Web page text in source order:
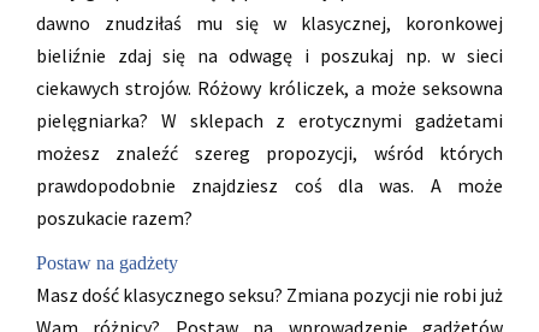
dawno znudziłaś mu się w klasycznej, koronkowej
bieliźnie zdaj się na odwagę i poszukaj np. w sieci
ciekawych strojów. Różowy króliczek, a może seksowna
pielęgniarka? W sklepach z erotycznymi gadżetami
możesz znaleźć szereg propozycji, wśród których
prawdopodobnie znajdziesz coś dla was. A może
poszukacie razem?
Postaw na gadżety
Masz dość klasycznego seksu? Zmiana pozycji nie robi już